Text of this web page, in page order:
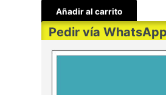
Añadir al carrito
Pedir vía WhatsApp